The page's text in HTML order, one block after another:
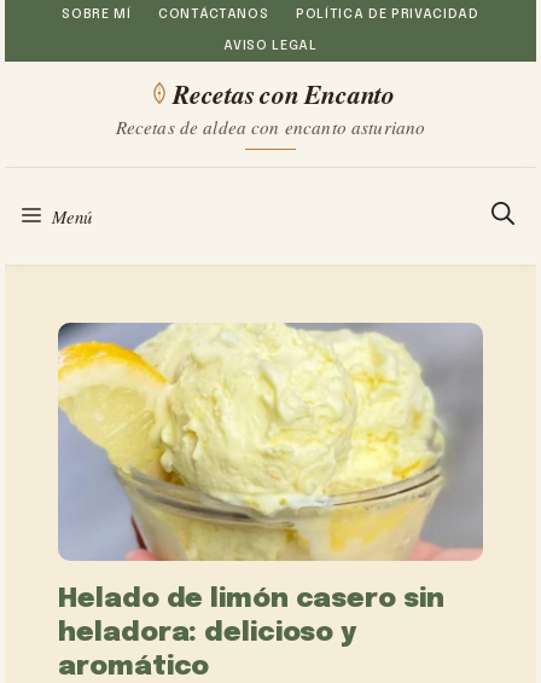
Saltar
al
SOBRE MÍ CONTÁCTANOS POLÍTICA DE PRIVACIDAD
AVISO LEGAL
Recetas con Encanto
Recetas de aldea con encanto asturiano
Menú
Helado de limón casero sin
heladora: delicioso y
aromático